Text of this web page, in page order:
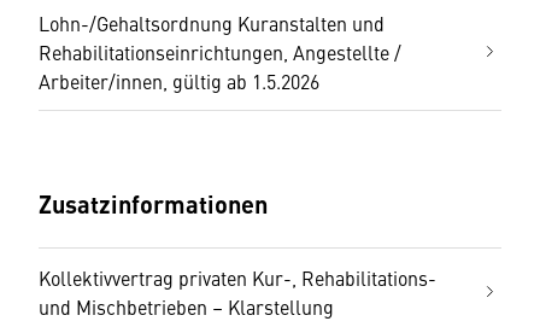
Lohn-/Gehaltsordnung Kuranstalten und
Rehabilitationseinrichtungen, Angestellte /
Arbeiter/innen, gültig ab 1.5.2026
Zusatzinformationen
Kollektivvertrag privaten Kur-, Rehabilitations-
und Mischbetrieben – Klarstellung